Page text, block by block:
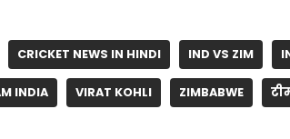
CRICKET NEWS IN HINDI IND VS ZIM
INDIA VIRAT KOHLI ZIMBABWE